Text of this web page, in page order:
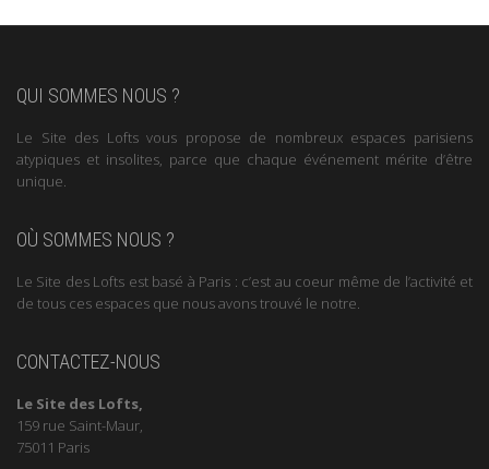
QUI SOMMES NOUS ?
Le Site des Lofts vous propose de nombreux espaces parisiens
atypiques et insolites, parce que chaque événement mérite d’être
unique.
OÙ SOMMES NOUS ?
Le Site des Lofts est basé à Paris : c’est au coeur même de l’activité et
de tous ces espaces que nous avons trouvé le notre.
CONTACTEZ-NOUS
Le Site des Lofts,
159 rue Saint-Maur,
75011 Paris